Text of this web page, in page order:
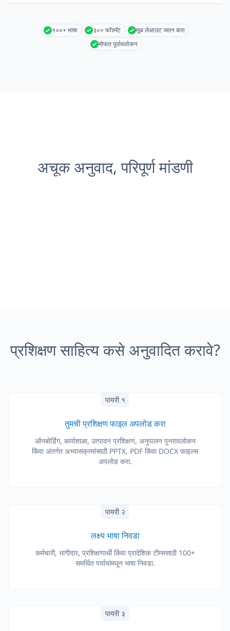
१००+ भाषा ३०+ फॉरमॅट
मूळ लेआउट जतन करा
मोफत पूर्वावलोकन
अचूक अनुवाद, परिपूर्ण मांडणी
प्रशिक्षण साहित्य कसे अनुवादित करावे?
पायरी १
तुमची प्रशिक्षण फाइल अपलोड करा
ऑनबोर्डिंग, कार्यशाळा, उत्पादन प्रशिक्षण, अनुपालन पुनरावलोकन
किंवा अंतर्गत अभ्यासक्रमांसाठी PPTX, PDF किंवा DOCX फाइल्स
अपलोड करा.
पायरी २
लक्ष्य भाषा निवडा
कर्मचारी, भागीदार, प्रशिक्षणार्थी किंवा प्रादेशिक टीम्ससाठी 100+
समर्थित पर्यायांमधून भाषा निवडा.
पायरी ३